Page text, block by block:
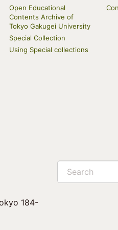
Open Educational
Contents Archive of
Tokyo Gakugei University
Special Collection
Using Special collections
184-